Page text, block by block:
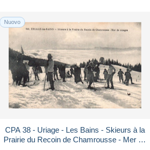
Nuovo
CPA 38 - Uriage - Les Bains - Skieurs à la
Prairie du Recoin de Chamrousse - Mer de